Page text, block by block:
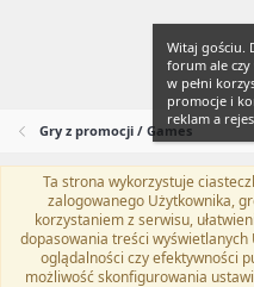
Gry z promocji / Games
Flat Awesome + (Parent DO
Kontakt
Regulamin Polityka
TwitterKontakt
RSS
Witaj gościu.
forum ale czy
w pełni
promocje i
reklam a
Ta strona wykorzystuje
zalogowanego Użytkownika,
korzystaniem z serwisu,
dopasowania treści
oglądalności czy efektywności
możliwość skonfigurowania